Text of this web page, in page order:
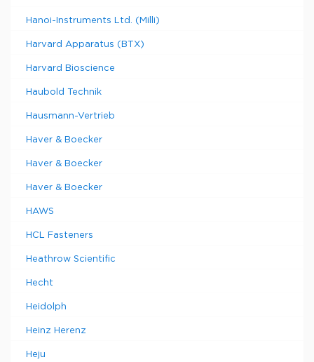
Hanoi-Instruments Ltd. (Milli)
Harvard Apparatus (BTX)
Harvard Bioscience
Haubold Technik
Hausmann-Vertrieb
Haver & Boecker
Haver & Boecker
Haver & Boecker
HAWS
HCL Fasteners
Heathrow Scientific
Hecht
Heidolph
Heinz Herenz
Heju